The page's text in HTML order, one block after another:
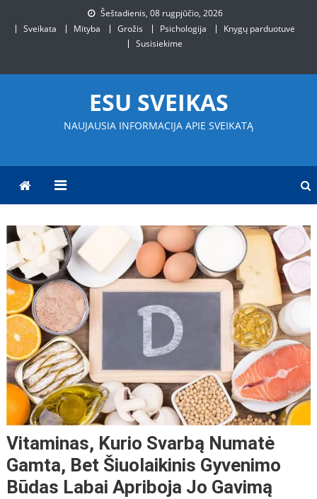
Šeštadienis, 08 rugpjūčio, 2026
Sveikata
Mityba Grožis Psichologija
Knygų parduotuvė
Susisiekime
ESU SVEIKAS
NAUJAUSIA INFORMACIJA APIE SVEIKATĄ
Vitaminas, Kurio Svarbą Numatė
Gamta, Bet Šiuolaikinis Gyvenimo
Būdas Labai Apriboja Jo Gavimą